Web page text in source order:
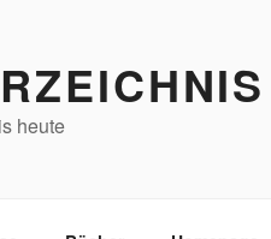
heute